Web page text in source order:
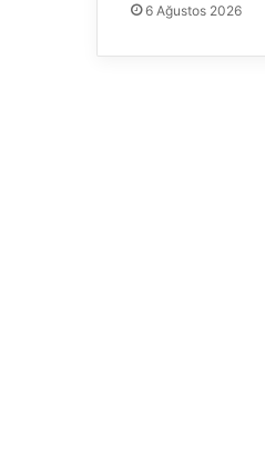
6 Ağustos 2026